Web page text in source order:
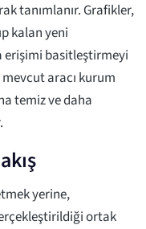
tanımlanır. Grafikler,
kalan yeni
erişimi basitleştirmeyi
aracı kurum
temiz ve daha
yerine,
ortak